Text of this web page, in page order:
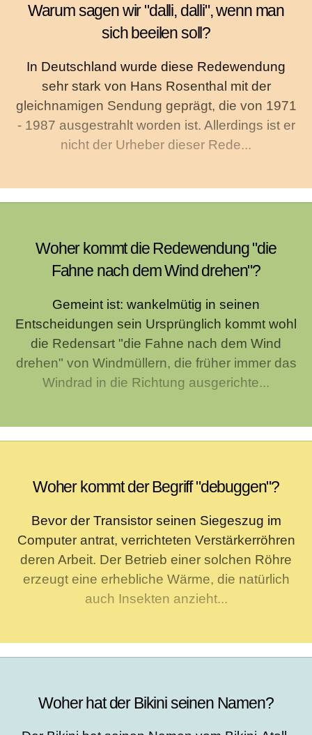
Warum sagen wir "dalli, dalli", wenn man
sich beeilen soll?
In Deutschland wurde diese Redewendung
sehr stark von Hans Rosenthal mit der
gleichnamigen Sendung geprägt, die von 1971
- 1987 ausgestrahlt worden ist. Allerdings ist er
nicht der Urheber dieser Rede...
Woher kommt die Redewendung "die
Fahne nach dem Wind drehen"?
Gemeint ist: wankelmütig in seinen
Entscheidungen sein Ursprünglich kommt wohl
die Redensart "die Fahne nach dem Wind
drehen" von Windmüllern, die früher immer das
Windrad in die Richtung ausgerichte...
Woher kommt der Begriff "debuggen"?
Bevor der Transistor seinen Siegeszug im
Computer antrat, verrichteten Verstärkerröhren
deren Arbeit. Der Betrieb einer solchen Röhre
erzeugt eine erhebliche Wärme, die natürlich
auch Insekten anzieht...
Woher hat der Bikini seinen Namen?